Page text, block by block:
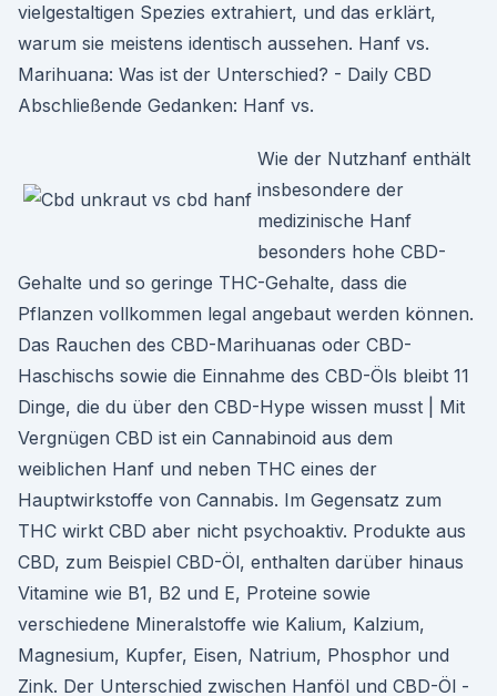
vielgestaltigen Spezies extrahiert, und das erklärt,
warum sie meistens identisch aussehen. Hanf vs.
Marihuana: Was ist der Unterschied? - Daily CBD
Abschließende Gedanken: Hanf vs.
Wie der Nutzhanf enthält
insbesondere der
medizinische Hanf
besonders hohe CBD-
Gehalte und so geringe THC-Gehalte, dass die
Pflanzen vollkommen legal angebaut werden können.
Das Rauchen des CBD-Marihuanas oder CBD-
Haschischs sowie die Einnahme des CBD-Öls bleibt 11
Dinge, die du über den CBD-Hype wissen musst | Mit
Vergnügen CBD ist ein Cannabinoid aus dem
weiblichen Hanf und neben THC eines der
Hauptwirkstoffe von Cannabis. Im Gegensatz zum
THC wirkt CBD aber nicht psychoaktiv. Produkte aus
CBD, zum Beispiel CBD-Öl, enthalten darüber hinaus
Vitamine wie B1, B2 und E, Proteine sowie
verschiedene Mineralstoffe wie Kalium, Kalzium,
Magnesium, Kupfer, Eisen, Natrium, Phosphor und
Zink. Der Unterschied zwischen Hanföl und CBD-Öl -